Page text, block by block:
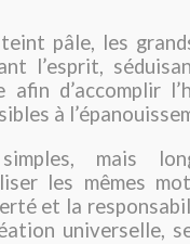
pâle, les
l’esprit,
d’accomplir
à
mais
les mêmes
et la
universelle,